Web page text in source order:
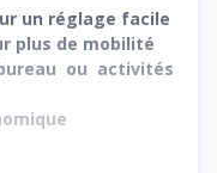
un réglage facile
plus de mobilité
ou activités